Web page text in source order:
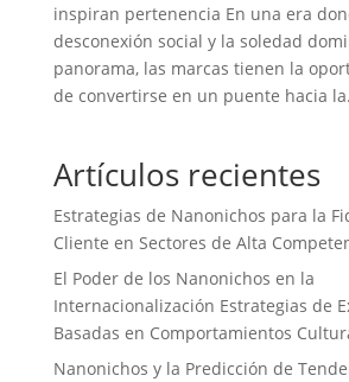
inspiran pertenencia En una era
desconexión social y la soledad
panorama, las marcas tienen la
de convertirse en un puente hacia
Artículos recientes
Estrategias de Nanonichos para la
Cliente en Sectores de Alta
El Poder de los Nanonichos en la
Internacionalización Estrategias de
Basadas en Comportamientos
Nanonichos y la Predicción de